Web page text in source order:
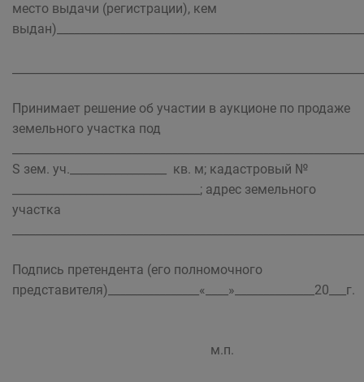
место выдачи (регистрации), кем
Принимает решение об участии в аукционе по продаже
земельного участка под
S зем. уч._________________ кв. м; кадастровый №
_________________________________; адрес земельного
участка
Подпись претендента (его полномочного
представителя)________________«____»______________20___г.
м.п.